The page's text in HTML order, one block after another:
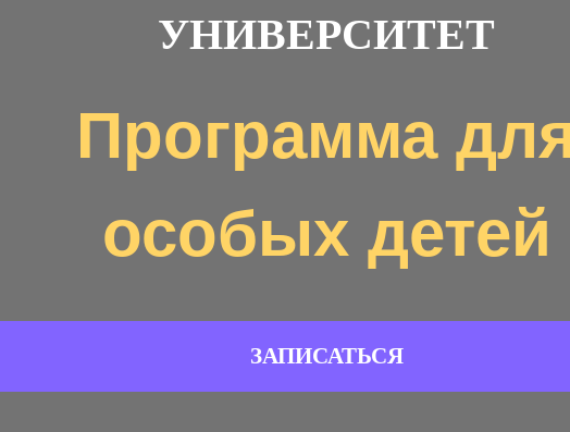
УНИВЕРСИТЕТ
Программа
особых детей
ЗАПИСАТЬСЯ